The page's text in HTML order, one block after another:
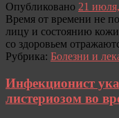
Опубликовано 21
Время от времени не
лицу и состоянию
со здоровьем
Рубрика: Болезни и
Инфекционист
листериозом во